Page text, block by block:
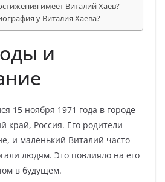
имеет Виталий Хаев?
у Виталия Хаева?
и
15 ноября 1971 года в городе
край, Россия. Его родители
и маленький Виталий часто
людям. Это повлияло на его
в будущем.